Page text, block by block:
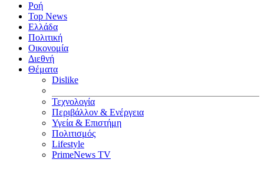
Ροή
Top News
Ελλάδα
Πολιτική
Οικονομία
Διεθνή
Θέματα
Dislike
Τεχνολογία
Περιβάλλον & Ενέργεια
Υγεία & Επιστήμη
Πολιτισμός
Lifestyle
PrimeNews TV